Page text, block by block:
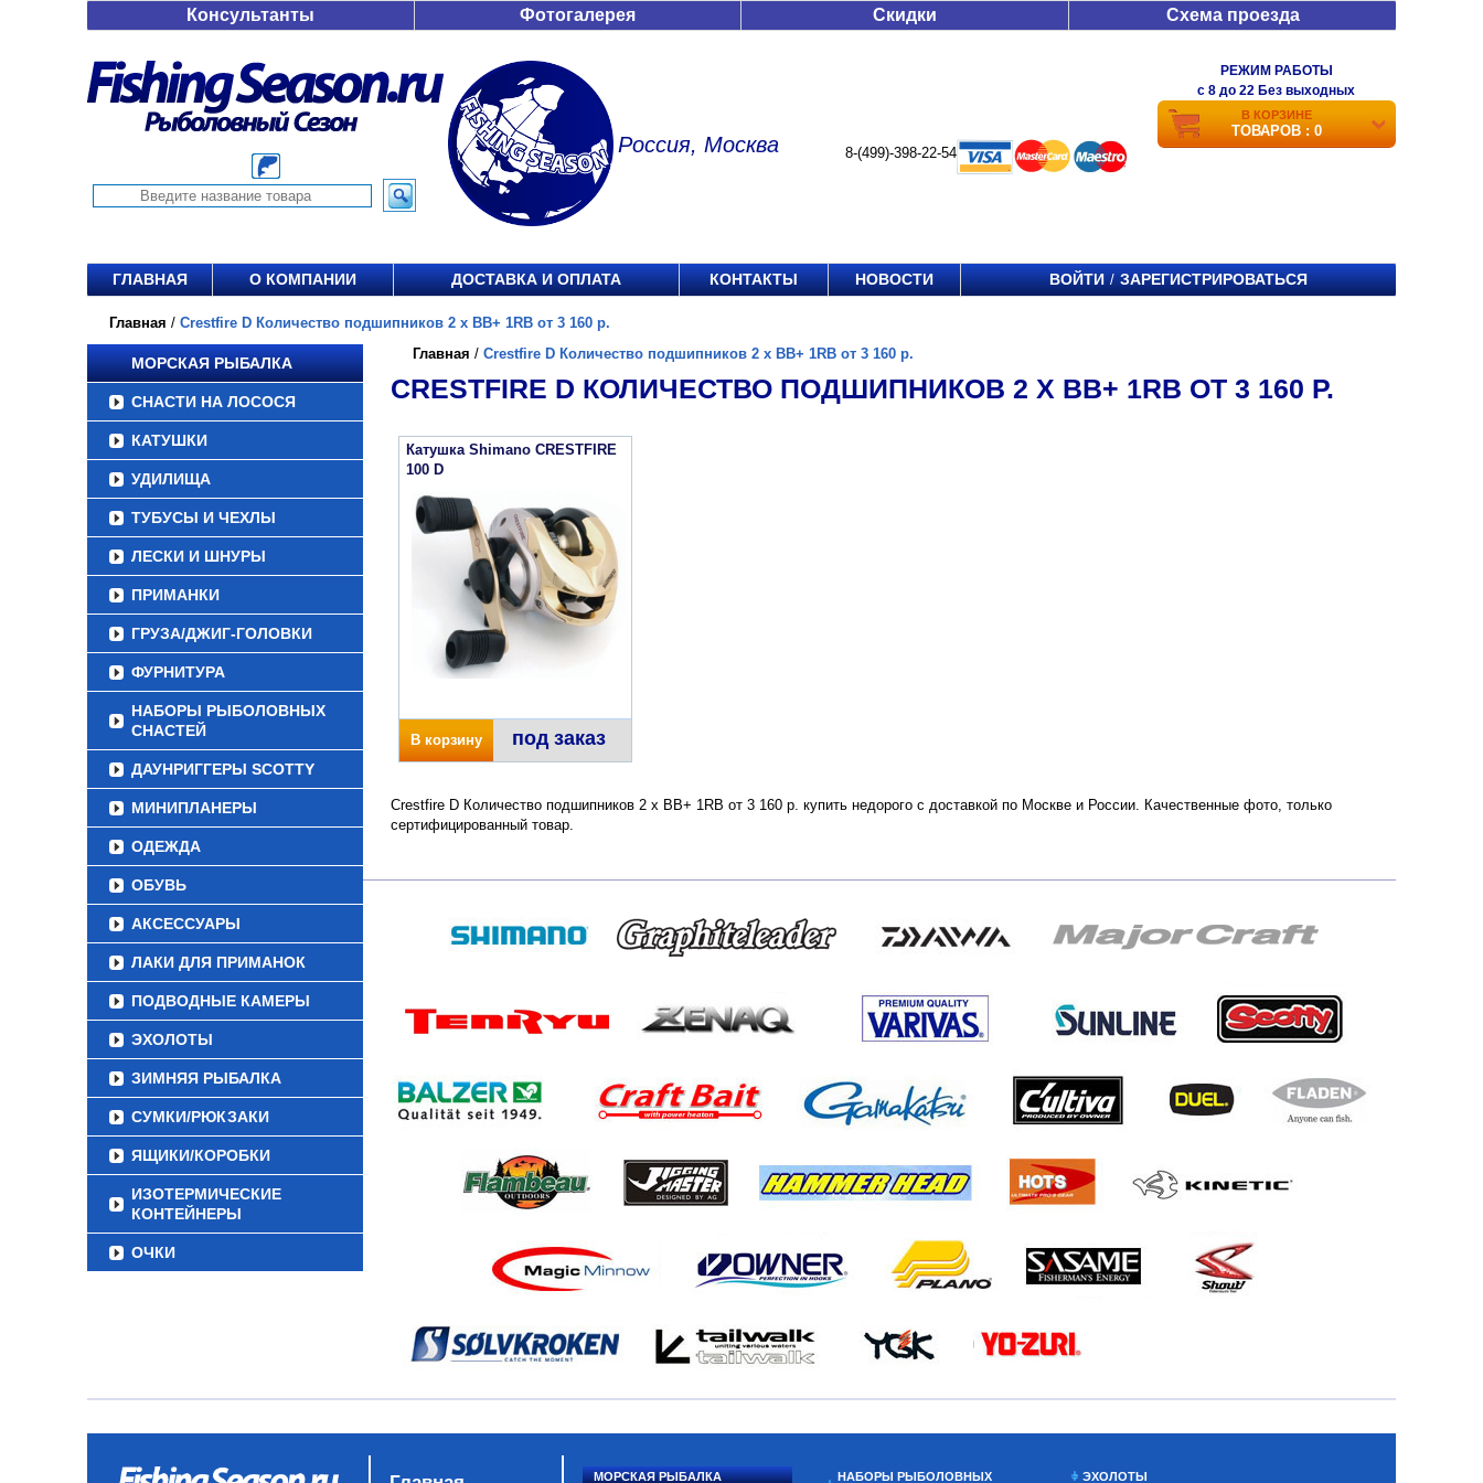
Консультанты Фотогалерея Скидки Схема проезда
Россия, Москва 8-(499)-398-22-54
РЕЖИМ РАБОТЫ
c 8 до 22 Без выходных
В КОРЗИНЕ
ТОВАРОВ : 0
ГЛАВНАЯ О КОМПАНИИ ДОСТАВКА И ОПЛАТА КОНТАКТЫ НОВОСТИ ВОЙТИ / ЗАРЕГИСТРИРОВАТЬСЯ
Главная / Crestfire D Количество подшипников 2 х ВВ+ 1RB от 3 160 р.
МОРСКАЯ РЫБАЛКА
СНАСТИ НА ЛОСОСЯ
КАТУШКИ
УДИЛИЩА
ТУБУСЫ И ЧЕХЛЫ
ЛЕСКИ И ШНУРЫ
ПРИМАНКИ
ГРУЗА/ДЖИГ-ГОЛОВКИ
ФУРНИТУРА
НАБОРЫ РЫБОЛОВНЫХ
СНАСТЕЙ
ДАУНРИГГЕРЫ SCOTTY
МИНИПЛАНЕРЫ
ОДЕЖДА
ОБУВЬ
АКСЕССУАРЫ
ЛАКИ ДЛЯ ПРИМАНОК
ПОДВОДНЫЕ КАМЕРЫ
ЭХОЛОТЫ
ЗИМНЯЯ РЫБАЛКА
СУМКИ/РЮКЗАКИ
ЯЩИКИ/КОРОБКИ
ИЗОТЕРМИЧЕСКИЕ
КОНТЕЙНЕРЫ
ОЧКИ
Главная / Crestfire D Количество подшипников 2 х ВВ+ 1RB от 3 160 р.
CRESTFIRE D КОЛИЧЕСТВО ПОДШИПНИКОВ 2 Х ВВ+ 1RB ОТ 3 160 Р.
Катушка Shimano CRESTFIRE
100 D
В корзину под заказ
Crestfire D Количество подшипников 2 х ВВ+ 1RB от 3 160 р. купить недорого с доставкой по Москве и России. Качественные фото, только
сертифицированный товар.
МОРСКАЯ РЫБАЛКА НАБОРЫ РЫБОЛОВНЫХ ЭХОЛОТЫ